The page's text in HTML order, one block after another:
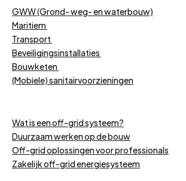
GWW (Grond- weg- en waterbouw)
Maritiem
Transport
Beveiligingsinstallaties
Bouwketen
(Mobiele) sanitairvoorzieningen
Wat is een off-grid systeem?
Duurzaam werken op de bouw
Off-grid oplossingen voor professionals
Zakelijk off-grid energiesysteem